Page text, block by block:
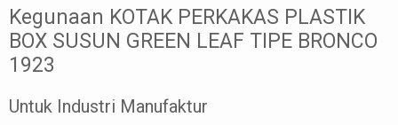
Kegunaan KOTAK PERKAKAS PLASTIK
BOX SUSUN GREEN LEAF TIPE BRONCO
1923
Untuk Industri Manufaktur